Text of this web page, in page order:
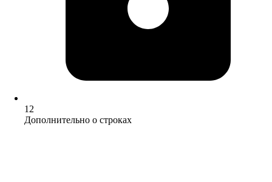
12
Дополнительно о строках